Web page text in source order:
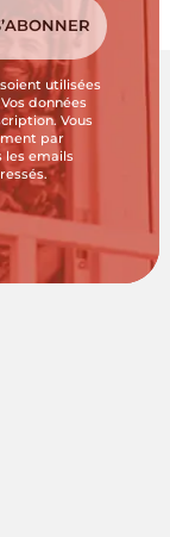
utilisées
données
Vous
par
les emails